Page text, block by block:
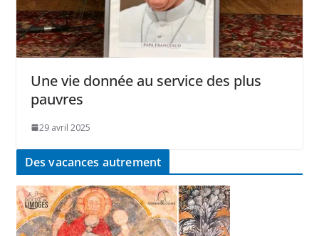
Une vie donnée au service des plus
pauvres
29 avril 2025
Des vacances autrement